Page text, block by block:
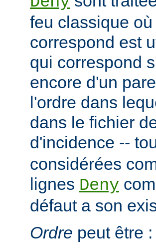
feu classique
correspond est
qui correspond
encore d'un
l'ordre dans
dans le fichier
d'incidence --
considérées
lignes Deny
défaut a son
Ordre peut être :